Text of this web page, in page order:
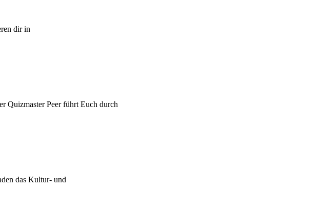
dir in
Quizmaster Peer führt Euch durch
das Kultur- und